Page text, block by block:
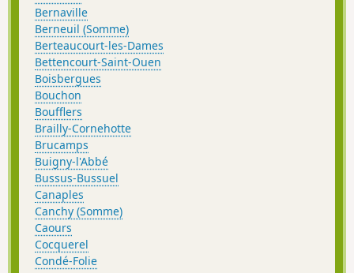
Bernaville
Berneuil (Somme)
Berteaucourt-les-Dames
Bettencourt-Saint-Ouen
Boisbergues
Bouchon
Boufflers
Brailly-Cornehotte
Brucamps
Buigny-l'Abbé
Bussus-Bussuel
Canaples
Canchy (Somme)
Caours
Cocquerel
Condé-Folie